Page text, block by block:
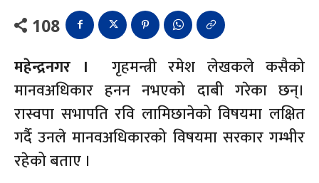
108
महेन्द्रनगर ।
गृहमन्त्री रमेश लेखकले कसैको
मानवअधिकार हनन नभएको दाबी गरेका छन्।
रास्वपा सभापति रवि लामिछानेको विषयमा लक्षित
गर्दै उनले मानवअधिकारको विषयमा सरकार गम्भीर
रहेको बताए ।